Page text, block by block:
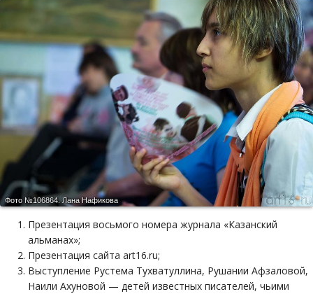
Фото №106864.Лана Нафикова
Презентация восьмого номера журнала «Казанский
альманах»;
Презентация сайта art16.ru;
Выступление Рустема Тухватуллина, Рушании Афзаловой,
Наили Ахуновой — детей известных писателей, чьими